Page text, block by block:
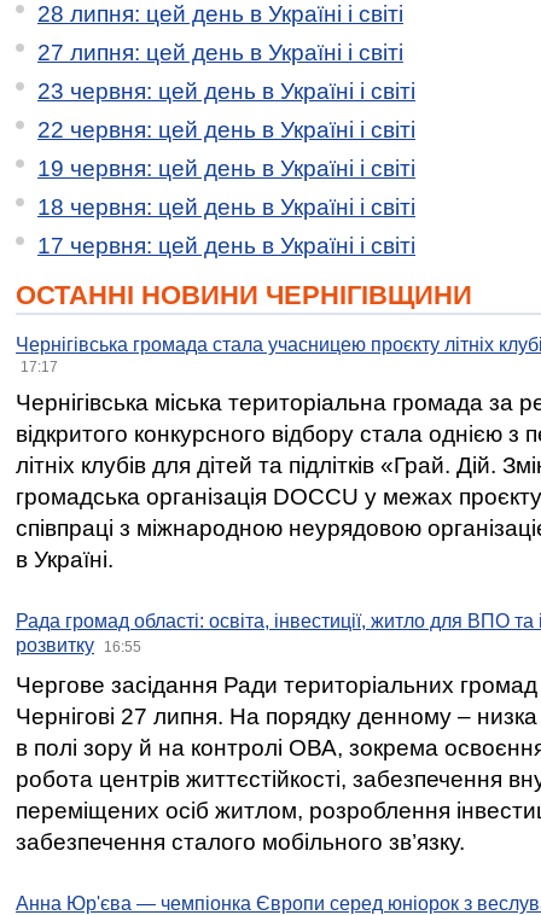
28 липня: цей день в Україні і світі
27 липня: цей день в Україні і світі
23 червня: цей день в Україні і світі
22 червня: цей день в Україні і світі
19 червня: цей день в Україні і світі
18 червня: цей день в Україні і світі
17 червня: цей день в Україні і світі
ОСТАННІ НОВИНИ ЧЕРНІГІВЩИНИ
Чернігівська громада стала учасницею проєкту літніх
17:17
Чернігівська міська територіальна громада за
відкритого конкурсного відбору стала однією
літніх клубів для дітей та підлітків «Грай. Дій.
громадська організація DOCCU у межах
співпраці з міжнародною неурядовою
в Україні.
Рада громад області: освіта, інвестиції, житло для ВПО
розвитку
16:55
Чергове засідання Ради територіальних громад
Чернігові 27 липня. На порядку денному –
в полі зору й на контролі ОВА, зокрема освоєння
робота центрів життєстійкості, забезпечення
переміщених осіб житлом, розроблення
забезпечення сталого мобільного зв’язку.
Анна Юр'єва — чемпіонка Європи серед юніорок з